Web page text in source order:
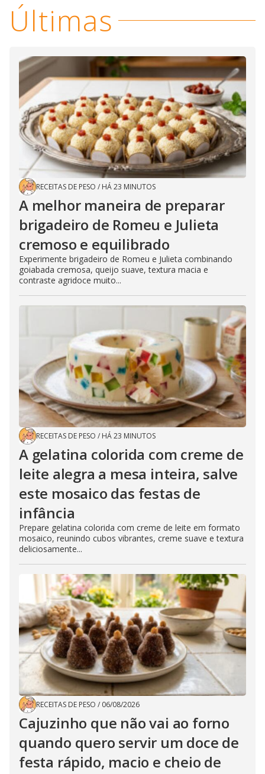
Últimas
RECEITAS DE PESO / HÁ 23 MINUTOS
A melhor maneira de preparar
brigadeiro de Romeu e Julieta
cremoso e equilibrado
Experimente brigadeiro de Romeu e Julieta combinando
goiabada cremosa, queijo suave, textura macia e
contraste agridoce muito...
RECEITAS DE PESO / HÁ 23 MINUTOS
A gelatina colorida com creme de
leite alegra a mesa inteira, salve
este mosaico das festas de
infância
Prepare gelatina colorida com creme de leite em formato
mosaico, reunindo cubos vibrantes, creme suave e textura
deliciosamente...
RECEITAS DE PESO / 06/08/2026
Cajuzinho que não vai ao forno
quando quero servir um doce de
festa rápido, macio e cheio de